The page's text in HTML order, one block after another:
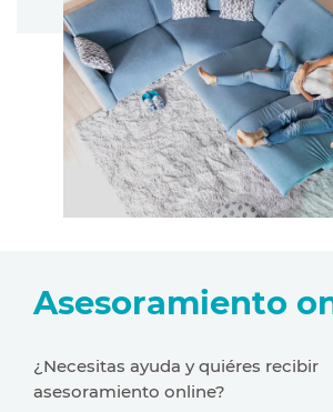
Asesoramiento
¿Necesitas ayuda y quiéres recibir
asesoramiento online?